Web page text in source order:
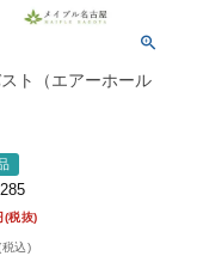
ト（エアーホール
(税抜)
税込)